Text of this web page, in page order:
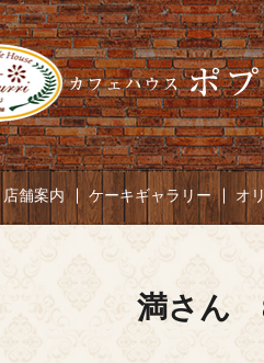
店舗案内 ケーキギャラリー オ
満さん